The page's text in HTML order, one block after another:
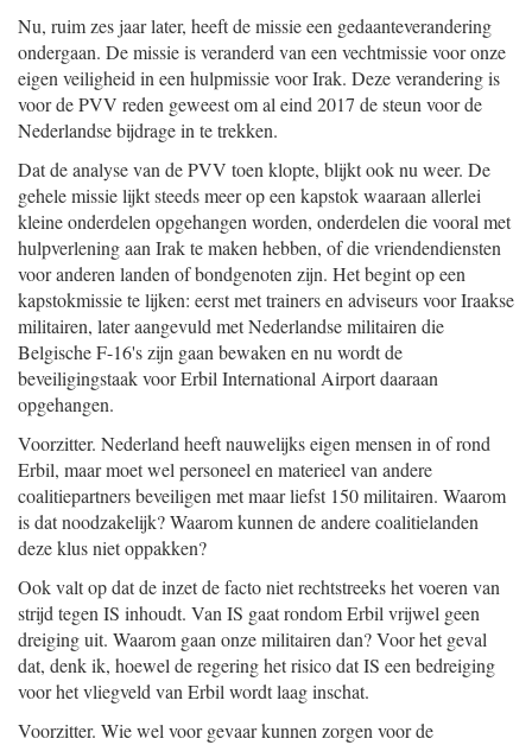
Nu, ruim zes jaar later, heeft de missie een gedaanteverandering
ondergaan. De missie is veranderd van een vechtmissie voor onze
eigen veiligheid in een hulpmissie voor Irak. Deze verandering is
voor de PVV reden geweest om al eind 2017 de steun voor de
Nederlandse bijdrage in te trekken.
Dat de analyse van de PVV toen klopte, blijkt ook nu weer. De
gehele missie lijkt steeds meer op een kapstok waaraan allerlei
kleine onderdelen opgehangen worden, onderdelen die vooral met
hulpverlening aan Irak te maken hebben, of die vriendendiensten
voor anderen landen of bondgenoten zijn. Het begint op een
kapstokmissie te lijken: eerst met trainers en adviseurs voor Iraakse
militairen, later aangevuld met Nederlandse militairen die
Belgische F-16's zijn gaan bewaken en nu wordt de
beveiligingstaak voor Erbil International Airport daaraan
opgehangen.
Voorzitter. Nederland heeft nauwelijks eigen mensen in of rond
Erbil, maar moet wel personeel en materieel van andere
coalitiepartners beveiligen met maar liefst 150 militairen. Waarom
is dat noodzakelijk? Waarom kunnen de andere coalitielanden
deze klus niet oppakken?
Ook valt op dat de inzet de facto niet rechtstreeks het voeren van
strijd tegen IS inhoudt. Van IS gaat rondom Erbil vrijwel geen
dreiging uit. Waarom gaan onze militairen dan? Voor het geval
dat, denk ik, hoewel de regering het risico dat IS een bedreiging
voor het vliegveld van Erbil wordt laag inschat.
Voorzitter. Wie wel voor gevaar kunnen zorgen voor de